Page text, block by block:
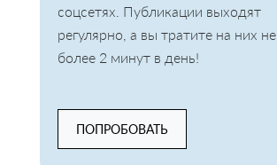
соцсетях. Публикации выходят
регулярно, а вы тратите на них не
более 2 минут в день!
ПОПРОБОВАТЬ